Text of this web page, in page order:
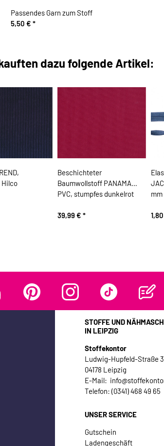
Passendes Garn zum Stoff
5,50 € *
dazu folgende Artikel:
Hilco
Beschichteter
Baumwollstoff PANAMA
PVC, stumpfes dunkelrot
39,99 € *
STOFFE UND
IN LEIPZIG
Stoffekontor
Ludwig-Hupfeld-Straße
04178 Leipzig
E-Mail:
Telefon: (0341) 468 49 65
UNSER SERVICE
Gutschein
Ladengeschäft